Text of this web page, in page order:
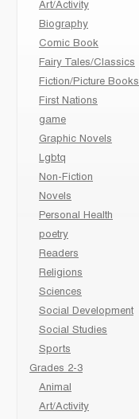
Art/Activity
Biography
Comic Book
Fairy Tales/Classics
Fiction/Picture Books
First Nations
game
Graphic Novels
Lgbtq
Non-Fiction
Novels
Personal Health
poetry
Readers
Religions
Sciences
Social Development
Social Studies
Sports
Grades 2-3
Animal
Art/Activity